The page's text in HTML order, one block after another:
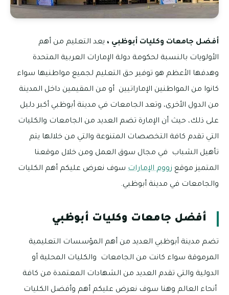
أفضل جامعات وكليات أبوظبي ، يعد التعليم من أهم
الأولويات بالنسبة لحكومة دولة الإمارات العربية المتحدة
وهدفها الأعظم هو توفير حق التعليم لجميع مواطنيها سواء
كانوا من المواطنين الإماراتيين أو من المقيمين داخل المدينة
من الدول الأخرى، وتعد الجامعات في مدينة أبوظبي أكبر دليل
على ذلك، حيث أن الإمارة تضم العديد من الجامعات والكليات
التي تقدم كافة التخصصات المتنوعة والتي من خلالها يتم
تأهيل الشباب في مجال سوق العمل ومن خلال موقعنا
المتميز موقع زووم الإمارات سوف نعرض عليكم أهم الكليات
والجامعات في مدينة أبوظبي.
أفضل جامعات وكليات أبوظبي
تضم مدينة أبوظبي العديد من أهم المؤسسات التعليمية
المرموقة سواء كانت من الجامعات والكليات المحلية أو
الدولية والتي تقدم العديد من الشهادات المعتمدة من كافة
أنحاء العالم وهنا سوف نعرض عليكم أهم وأفضل الكليات